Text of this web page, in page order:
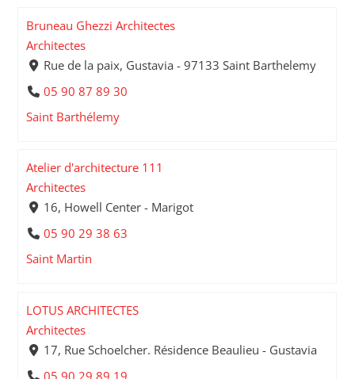
Bruneau Ghezzi Architectes
Architectes
Rue de la paix, Gustavia - 97133 Saint Barthelemy
05 90 87 89 30
Saint Barthélemy
Atelier d'architecture 111
Architectes
16, Howell Center - Marigot
05 90 29 38 63
Saint Martin
LOTUS ARCHITECTES
Architectes
17, Rue Schoelcher. Résidence Beaulieu - Gustavia
05 90 29 89 19